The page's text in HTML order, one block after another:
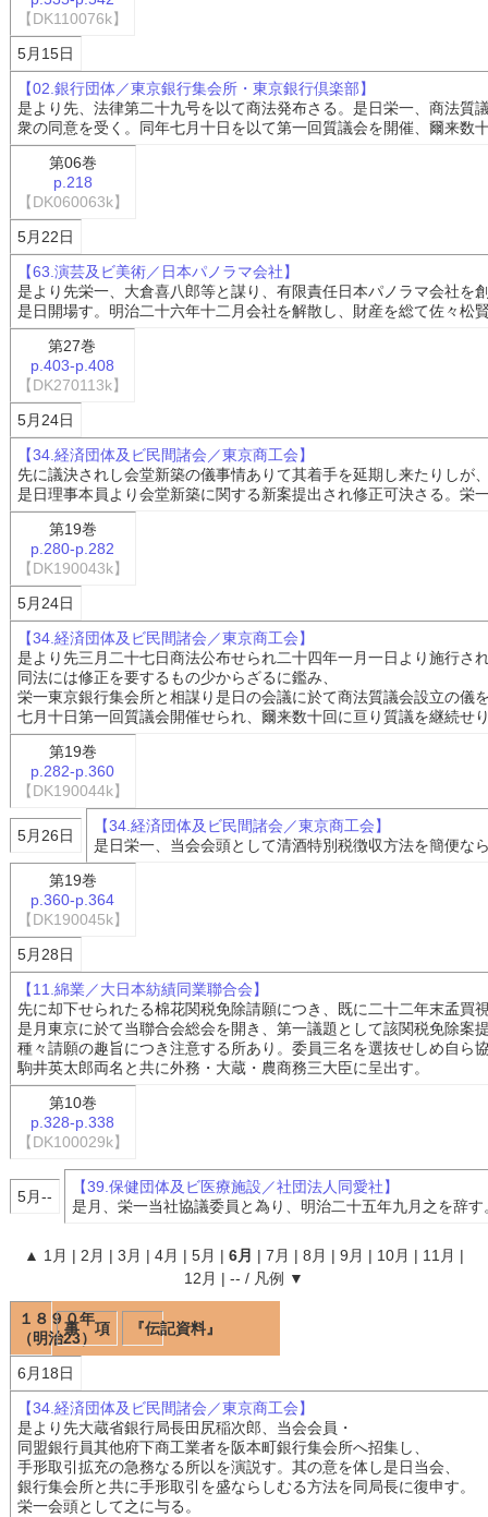
【DK110076k】
5月15日
【02.銀行団体／東京銀行集会所・東京銀行倶楽部】
是より先、法律第二十九号を以て商法発布さる。是日栄一、商法質
衆の同意を受く。同年七月十日を以て第一回質議会を開催、爾来数
第06巻
p.218
【DK060063k】
5月22日
【63.演芸及ビ美術／日本パノラマ会社】
是より先栄一、大倉喜八郎等と謀り、有限責任日本パノラマ会社を
是日開場す。明治二十六年十二月会社を解散し、財産を総て佐々松
第27巻
p.403-p.408
【DK270113k】
5月24日
【34.経済団体及ビ民間諸会／東京商工会】
先に議決されし会堂新築の儀事情ありて其着手を延期し来たりしが
是日理事本員より会堂新築に関する新案提出され修正可決さる。栄
第19巻
p.280-p.282
【DK190043k】
5月24日
【34.経済団体及ビ民間諸会／東京商工会】
是より先三月二十七日商法公布せられ二十四年一月一日より施行さ
同法には修正を要するもの少からざるに鑑み、
栄一東京銀行集会所と相謀り是日の会議に於て商法質議会設立の儀
七月十日第一回質議会開催せられ、爾来数十回に亘り質議を継続せ
第19巻
p.282-p.360
【DK190044k】
5月26日
【34.経済団体及ビ民間諸会／東京商工会】
是日栄一、当会会頭として清酒特別税徴収方法を簡便な
第19巻
p.360-p.364
【DK190045k】
5月28日
【11.綿業／大日本紡績同業聯合会】
先に却下せられたる棉花関税免除請願につき、既に二十二年末孟買
是月東京に於て当聯合会総会を開き、第一議題として該関税免除案
種々請願の趣旨につき注意する所あり。委員三名を選抜せしめ自ら
駒井英太郎両名と共に外務・大蔵・農商務三大臣に呈出す。
第10巻
p.328-p.338
【DK100029k】
5月--
【39.保健団体及ビ医療施設／社団法人同愛社】
是月、栄一当社協議委員と為り、明治二十五年九月之を辞す
▲ 1月 | 2月 | 3月 | 4月 | 5月 | 6月 | 7月 | 8月 | 9月 | 10月 | 11月 |
12月 | -- / 凡例 ▼
１８９０年
（明治23）
事 項 『伝記資料』
6月18日
【34.経済団体及ビ民間諸会／東京商工会】
是より先大蔵省銀行局長田尻稲次郎、当会会員・
同盟銀行員其他府下商工業者を阪本町銀行集会所へ招集し、
手形取引拡充の急務なる所以を演説す。其の意を体し是日当会、
銀行集会所と共に手形取引を盛ならしむる方法を同局長に復申す。
栄一会頭として之に与る。